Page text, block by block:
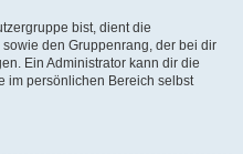
bist, dient die
den Gruppenrang, der bei dir
Ein Administrator kann dir die
im persönlichen Bereich selbst